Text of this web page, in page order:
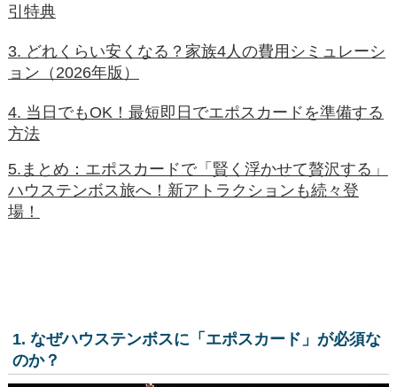
引特典
3. どれくらい安くなる？家族4人の費用シミュレーシ
ョン（2026年版）
4. 当日でもOK！最短即日でエポスカードを準備する
方法
5.まとめ：エポスカードで「賢く浮かせて贅沢する」
ハウステンボス旅へ！新アトラクションも続々登
場！
1. なぜハウステンボスに「エポスカード」が必須な
のか？